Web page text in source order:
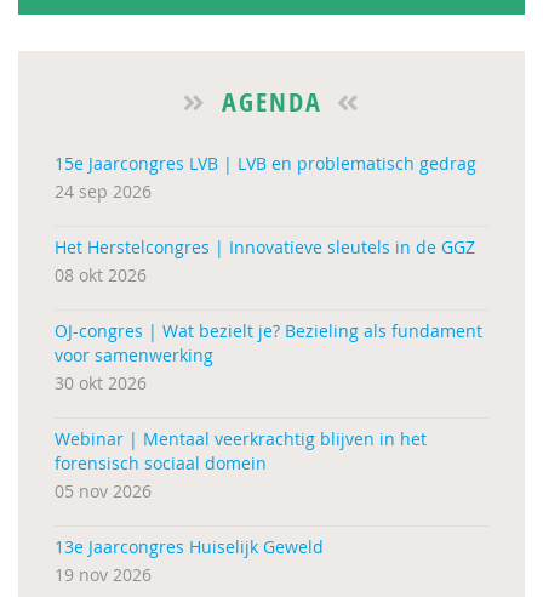
AGENDA
15e Jaarcongres LVB | LVB en problematisch gedrag
24 sep 2026
Het Herstelcongres | Innovatieve sleutels in de GGZ
08 okt 2026
OJ-congres | Wat bezielt je? Bezieling als fundament
voor samenwerking
30 okt 2026
Webinar | Mentaal veerkrachtig blijven in het
forensisch sociaal domein
05 nov 2026
13e Jaarcongres Huiselijk Geweld
19 nov 2026